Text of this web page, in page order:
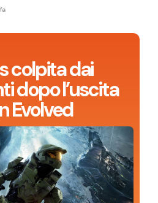
colpita dai
dopo l’uscita
Evolved